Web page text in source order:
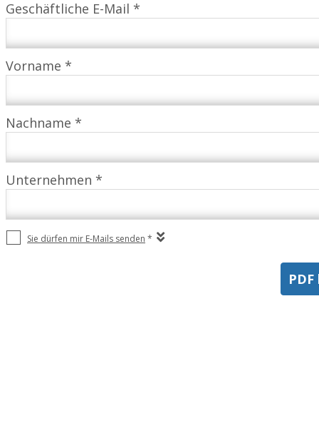
Geschäftliche E-Mail *
Vorname *
Nachname *
Unternehmen *
Sie dürfen mir E-Mails senden *